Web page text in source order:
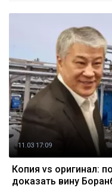
11.03 17:09
Копия vs оригинал:
доказать вину